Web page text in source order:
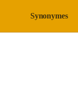
Synonymes